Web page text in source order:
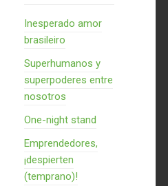
Inesperado amor
brasileiro
Superhumanos y
superpoderes entre
nosotros
One-night stand
Emprendedores,
¡despierten
(temprano)!